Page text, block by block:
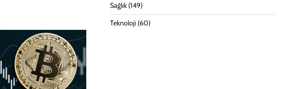
Sağlık(149)
Teknoloji(60)